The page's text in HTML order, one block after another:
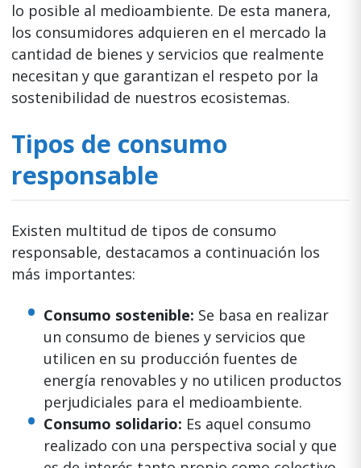
lo posible al medioambiente. De esta manera,
los consumidores adquieren en el mercado la
cantidad de bienes y servicios que realmente
necesitan y que garantizan el respeto por la
sostenibilidad de nuestros ecosistemas.
Tipos de consumo
responsable
Existen multitud de tipos de consumo
responsable, destacamos a continuación los
más importantes:
Consumo sostenible: Se basa en realizar
un consumo de bienes y servicios que
utilicen en su producción fuentes de
energía renovables y no utilicen productos
perjudiciales para el medioambiente.
Consumo solidario: Es aquel consumo
realizado con una perspectiva social y que